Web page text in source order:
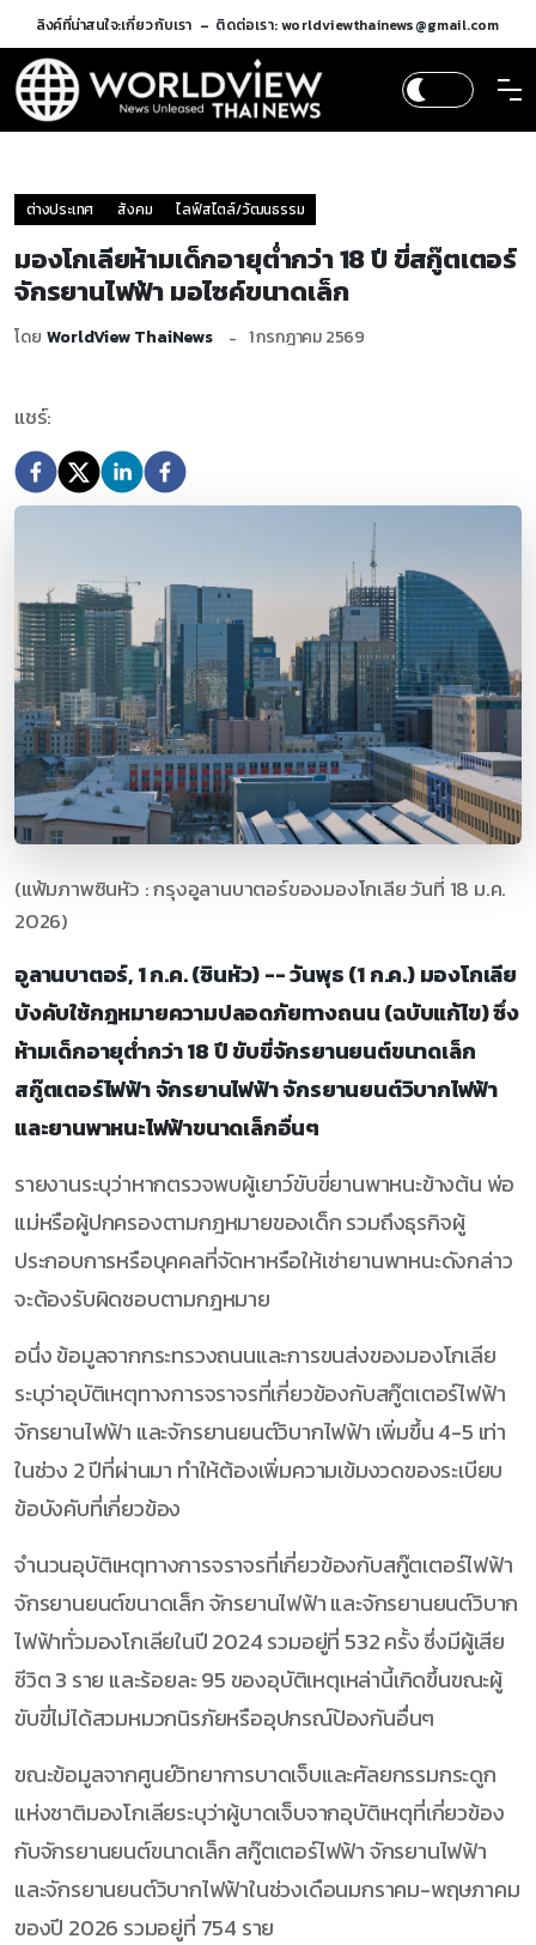
ลิงค์ที่น่าสนใจ:เกี่ยวกับเรา ติดต่อเรา: worldviewthainews@gmail.com
ต่างประเทศ สังคม ไลฟ์สไตล์/วัฒนธรรม
มองโกเลียห้ามเด็กอายุต่ำกว่า 18 ปี ขี่สกู๊ตเตอร์
จักรยานไฟฟ้า มอไซค์ขนาดเล็ก
โดย WorldView ThaiNews 1 กรกฎาคม 2569
แชร์:
(แฟ้มภาพซินหัว : กรุงอูลานบาตอร์ของมองโกเลีย วันที่ 18 ม.ค.
2026)
อูลานบาตอร์, 1 ก.ค. (ซินหัว) -- วันพุธ (1 ก.ค.) มองโกเลีย
บังคับใช้กฎหมายความปลอดภัยทางถนน (ฉบับแก้ไข) ซึ่ง
ห้ามเด็กอายุต่ำกว่า 18 ปี ขับขี่จักรยานยนต์ขนาดเล็ก
สกู๊ตเตอร์ไฟฟ้า จักรยานไฟฟ้า จักรยานยนต์วิบากไฟฟ้า
และยานพาหนะไฟฟ้าขนาดเล็กอื่นๆ
รายงานระบุว่าหากตรวจพบผู้เยาว์ขับขี่ยานพาหนะข้างต้น พ่อ
แม่หรือผู้ปกครองตามกฎหมายของเด็ก รวมถึงธุรกิจผู้
ประกอบการหรือบุคคลที่จัดหาหรือให้เช่ายานพาหนะดังกล่าว
จะต้องรับผิดชอบตามกฎหมาย
อนึ่ง ข้อมูลจากกระทรวงถนนและการขนส่งของมองโกเลีย
ระบุว่าอุบัติเหตุทางการจราจรที่เกี่ยวข้องกับสกู๊ตเตอร์ไฟฟ้า
จักรยานไฟฟ้า และจักรยานยนต์วิบากไฟฟ้า เพิ่มขึ้น 4-5 เท่า
ในช่วง 2 ปีที่ผ่านมา ทำให้ต้องเพิ่มความเข้มงวดของระเบียบ
ข้อบังคับที่เกี่ยวข้อง
จำนวนอุบัติเหตุทางการจราจรที่เกี่ยวข้องกับสกู๊ตเตอร์ไฟฟ้า
จักรยานยนต์ขนาดเล็ก จักรยานไฟฟ้า และจักรยานยนต์วิบาก
ไฟฟ้าทั่วมองโกเลียในปี 2024 รวมอยู่ที่ 532 ครั้ง ซึ่งมีผู้เสีย
ชีวิต 3 ราย และร้อยละ 95 ของอุบัติเหตุเหล่านี้เกิดขึ้นขณะผู้
ขับขี่ไม่ได้สวมหมวกนิรภัยหรืออุปกรณ์ป้องกันอื่นๆ
ขณะข้อมูลจากศูนย์วิทยาการบาดเจ็บและศัลยกรรมกระดูก
แห่งชาติมองโกเลียระบุว่าผู้บาดเจ็บจากอุบัติเหตุที่เกี่ยวข้อง
กับจักรยานยนต์ขนาดเล็ก สกู๊ตเตอร์ไฟฟ้า จักรยานไฟฟ้า
และจักรยานยนต์วิบากไฟฟ้าในช่วงเดือนมกราคม-พฤษภาคม
ของปี 2026 รวมอยู่ที่ 754 ราย